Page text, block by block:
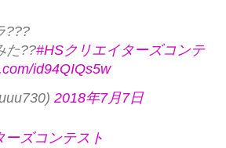
???
た??#HSクリエイターズコンテ
id94QIQs5w
2018年7月7日
ズコンテスト